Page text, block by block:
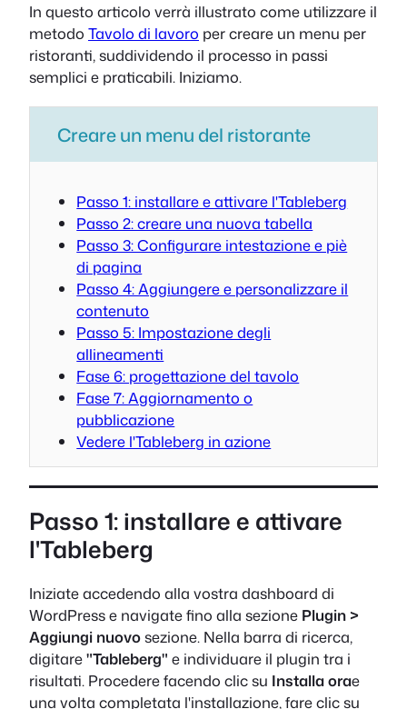
In questo articolo verrà illustrato come utilizzare il
metodo Tavolo di lavoro per creare un menu per
ristoranti, suddividendo il processo in passi
semplici e praticabili. Iniziamo.
Creare un menu del ristorante
Passo 1: installare e attivare l'Tableberg
Passo 2: creare una nuova tabella
Passo 3: Configurare intestazione e piè
di pagina
Passo 4: Aggiungere e personalizzare il
contenuto
Passo 5: Impostazione degli
allineamenti
Fase 6: progettazione del tavolo
Fase 7: Aggiornamento o
pubblicazione
Vedere l'Tableberg in azione
Passo 1: installare e attivare
l'Tableberg
Iniziate accedendo alla vostra dashboard di
WordPress e navigate fino alla sezione Plugin >
Aggiungi nuovosezione. Nella barra di ricerca,
digitare"Tableberg" e individuare il plugin tra i
risultati. Procedere facendo clic su Installa orae
una volta completata l'installazione, fare clic su